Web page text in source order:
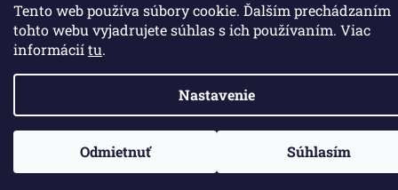
Tento web používa súbory cookie. Ďalším prechádzaním
tohto webu vyjadrujete súhlas s ich používaním. Viac
informáciítu.
Nastavenie
Odmietnuť Súhlasím